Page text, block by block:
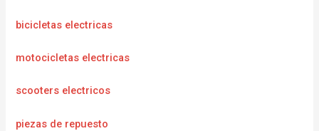
bicicletas electricas
motocicletas electricas
scooters electricos
piezas de repuesto